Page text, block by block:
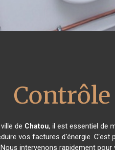
de Chatou, il est essentiel de
vos factures d'énergie. C'est
intervenons rapidement